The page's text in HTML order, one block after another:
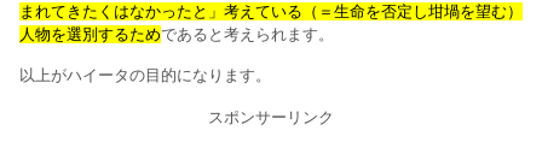
まれてきたくはなかったと」考えている（＝生命を否定し坩堝を望む）
人物を選別するためであると考えられます。
以上がハイータの目的になります。
スポンサーリンク